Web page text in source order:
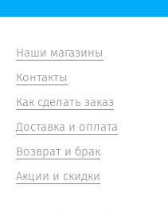
Наши магазины
Контакты
Как сделать заказ
Доставка и оплата
Возврат и брак
Акции и скидки